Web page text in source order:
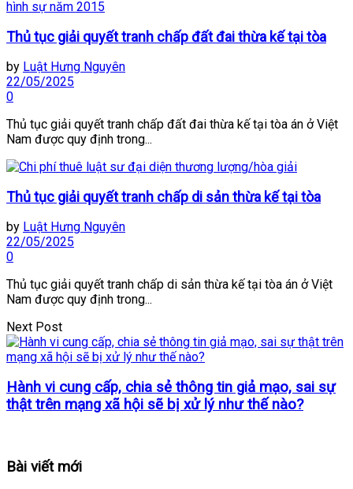
Thủ tục giải quyết tranh chấp đất đai thừa kế tại tòa
by Luật Hưng Nguyên
22/05/2025
0
Thủ tục giải quyết tranh chấp đất đai thừa kế tại tòa án ở Việt
Nam được quy định trong...
Thủ tục giải quyết tranh chấp di sản thừa kế tại tòa
by Luật Hưng Nguyên
22/05/2025
0
Thủ tục giải quyết tranh chấp di sản thừa kế tại tòa án ở Việt
Nam được quy định trong...
Next Post
Hành vi cung cấp, chia sẻ thông tin giả mạo, sai sự
thật trên mạng xã hội sẽ bị xử lý như thế nào?
Bài viết mới